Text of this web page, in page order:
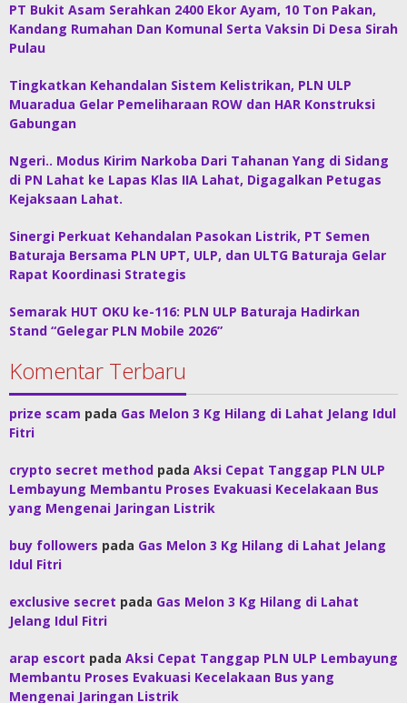
PT Bukit Asam Serahkan 2400 Ekor Ayam, 10 Ton Pakan,
Kandang Rumahan Dan Komunal Serta Vaksin Di Desa Sirah
Pulau
Tingkatkan Kehandalan Sistem Kelistrikan, PLN ULP
Muaradua Gelar Pemeliharaan ROW dan HAR Konstruksi
Gabungan
Ngeri.. Modus Kirim Narkoba Dari Tahanan Yang di Sidang
di PN Lahat ke Lapas Klas IIA Lahat, Digagalkan Petugas
Kejaksaan Lahat.
Sinergi Perkuat Kehandalan Pasokan Listrik, PT Semen
Baturaja Bersama PLN UPT, ULP, dan ULTG Baturaja Gelar
Rapat Koordinasi Strategis
Semarak HUT OKU ke-116: PLN ULP Baturaja Hadirkan
Stand “Gelegar PLN Mobile 2026”
Komentar Terbaru
prize scam pada Gas Melon 3 Kg Hilang di Lahat Jelang Idul
Fitri
crypto secret method pada Aksi Cepat Tanggap PLN ULP
Lembayung Membantu Proses Evakuasi Kecelakaan Bus
yang Mengenai Jaringan Listrik
buy followers pada Gas Melon 3 Kg Hilang di Lahat Jelang
Idul Fitri
exclusive secret pada Gas Melon 3 Kg Hilang di Lahat
Jelang Idul Fitri
arap escort pada Aksi Cepat Tanggap PLN ULP Lembayung
Membantu Proses Evakuasi Kecelakaan Bus yang
Mengenai Jaringan Listrik